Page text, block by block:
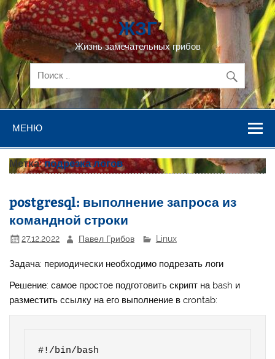
Перейти
к
содержимому
ЖЗГ
Жизнь замечательных грибов
МЕНЮ
Метка:подрезка логов
postgresql: выполнение запроса из
командной строки
27.12.2022 Павел Грибов Linux
Задача: периодически необходимо подрезать логи
Решение: самое простое подготовить скрипт на bash и
разместить ссылку на его выполнение в crontab:
#!/bin/bash